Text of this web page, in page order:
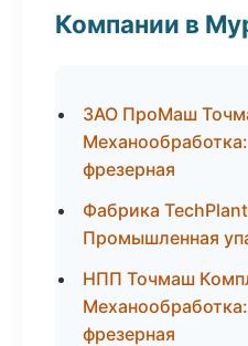
Компании в
ЗАО ПроМаш
фрезерная
Фабрика
Промышленная
НПП Точмаш
фрезерная